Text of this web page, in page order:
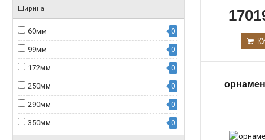
Ширина
60мм 0
99мм 0
172мм 0
250мм 0
290мм 0
350мм 0